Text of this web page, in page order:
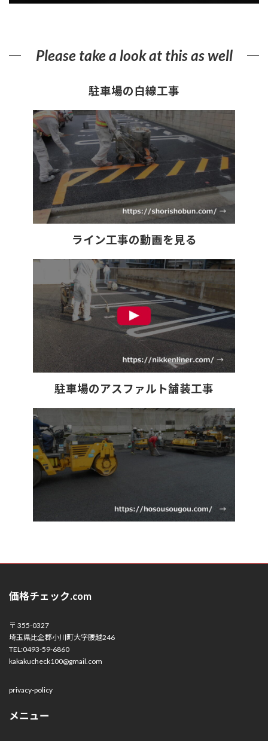
Please take a look at this as well
駐車場の白線工事
ライン工事の動画を見る
駐車場のアスファルト舗装工事
価格チェック.com
〒 355-0327
埼玉県比企郡小川町大字腰越246
TEL:0493-59-6860
kakakucheck100@gmail.com
privacy-policy
メニュー